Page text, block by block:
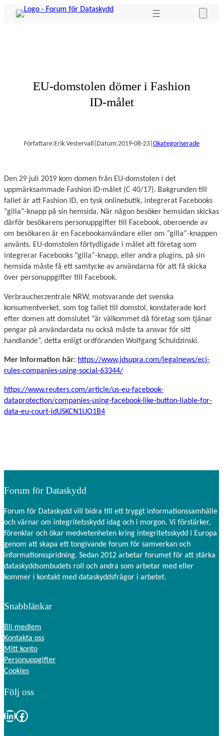
Hoppa
EU-domstolen dömer i Fashion
ID-målet
Författare:Erik Vestervall| Datum:2019-08-23| Okategoriserade
Den 29 juli 2019 kom domen från EU-domstolen i det
uppmärksammade Fashion ID-målet (C 40/17). Bakgrunden till
fallet är att Fashion ID, en tysk onlinebutik, integrerat Facebooks
”gilla”-knapp på sin hemsida. När någon besöker hemsidan skickas
därför besökarens personuppgifter till Facebook, oberoende av
om besökaren är en Facebookanvändare eller om ”gilla”-knappen
använts. EU-domstolen förtydligade i målet att företag som
integrerar Facebooks ”gilla”-knapp, eller andra plugins, på sin
hemsida måste få ett samtycke av användarna för att få skicka
över personuppgifter till Facebook.
Verbraucherzentrale NRW, motsvarande det svenska
konsumentverket, som tog fallet till domstol, konstaterade kort
efter domen att domslutet ”är välkommet då företag som tjänar
pengar på användardata nu också måste ta ansvar för sitt
handlande”, detta enligt ordföranden Wolfgang Schuldzinski.
Mer information här: https://www.jdsupra.com/legalnews/ecj-
rules-companies-using-social-63344/
https://www.reuters.com/article/us-eu-facebook-
dataprotection/companies-using-facebook-like-button-liable-for-
data-eu-court-idUSKCN1UO1B4
Forum för Dataskydd
Forum för Dataskydd vill bidra till ett tryggt informationssamhälle
och värnar om integritetsskydd idag och i morgon. Vi förstärker,
förenklar och ökar medvetenheten kring integritetsskydd i Europa
genom att skapa ett tongivande forum för samverkan och
informationsspridning. Sedan 2012 arbetar forumet för att stärka
dataskyddsombudets roll och andra som arbetar med eller
kommer i kontakt med dataskyddsfrågor i arbetet.
Snabblänkar
Bli medlem
Kontakta oss
Mitt konto
Personuppgifter
Cookies
Följ oss
LinkedIn Facebook